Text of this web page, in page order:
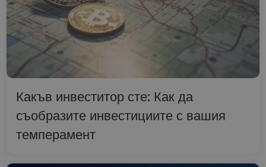
Какъв инвеститор сте: Как да
съобразите инвестициите с вашия
темперамент